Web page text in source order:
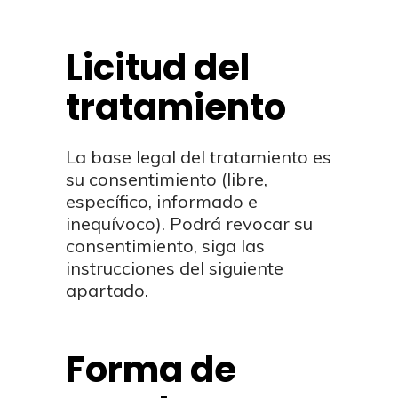
Licitud del
tratamiento
La base legal del tratamiento es
su consentimiento (libre,
específico, informado e
inequívoco). Podrá revocar su
consentimiento, siga las
instrucciones del siguiente
apartado.
Forma de